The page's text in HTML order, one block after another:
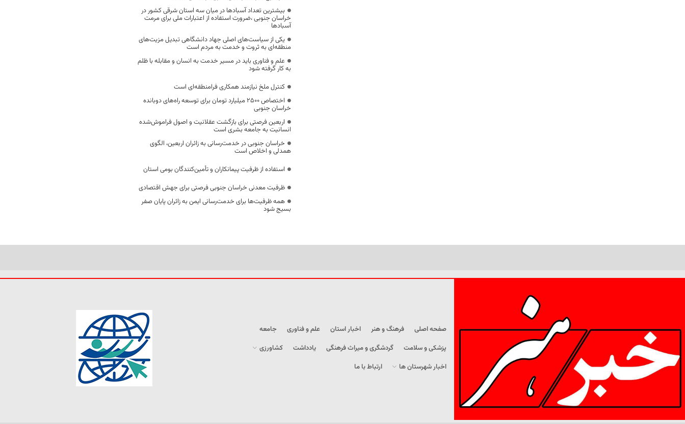
بیشترین تعداد آسبادها در میان سه استان شرقی کشور در
خراسان جنوبی ،ضرورت استفاده از اعتبارات ملی برای مرمت
آسبادها
یکی از سیاست‌های اصلی جهاد دانشگاهی تبدیل مزیت‌های
منطقه‌ای به ثروت و خدمت به مردم است
علم و فناوری باید در مسیر خدمت به انسان و مقابله با ظلم
به کار گرفته شود
کنترل ملخ نیازمند همکاری فرامنطقه‌ای است
اختصاص 2500 میلیارد تومان برای توسعه راه‌های دوبانده
خراسان جنوبی
اربعین فرصتی برای بازگشت عقلانیت و اصول فراموش‌شده
انسانیت به جامعه بشری است
خراسان جنوبی در خدمت‌رسانی به زائران اربعین، الگوی
همدلی و اخلاص است
استفاده از ظرفیت پیمانکاران و تأمین‌کنندگان بومی استان
ظرفیت معدنی خراسان جنوبی فرصتی برای جهش اقتصادی
همه ظرفیت‌ها برای خدمت‌رسانی ایمن به زائران پایان صفر
بسیج شود
صفحه اصلی فرهنگ و هنر اخبار استان علم و فناوری
جامعه
پزشکی و سلامت
گردشگری و میراث فرهنگی یادداشت
کشاورزی
اخبار شهرستان ها
ارتباط با ما